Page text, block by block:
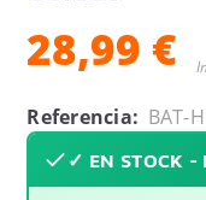
28,99 €
Referencia: BAT-
✓ EN STOCK -